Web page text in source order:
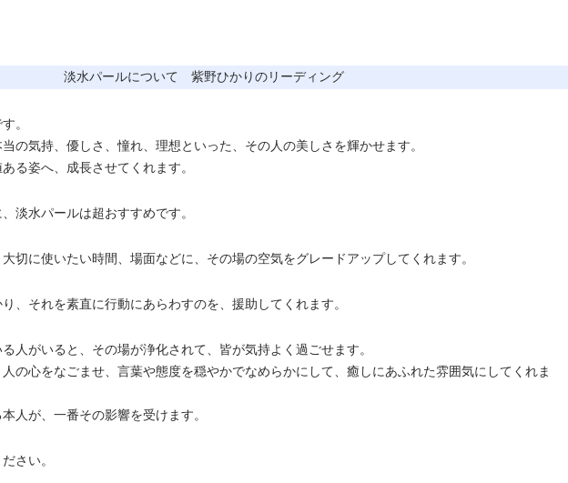
淡水パールについて 紫野ひかりのリーディング
。
の気持、優しさ、憧れ、理想といった、その人の美しさを輝かせます。
る姿へ、成長させてくれます。
淡水パールは超おすすめです。
切に使いたい時間、場面などに、その場の空気をグレードアップしてくれます。
、それを素直に行動にあらわすのを、援助してくれます。
人がいると、その場が浄化されて、皆が気持よく過ごせます。
の心をなごませ、言葉や態度を穏やかでなめらかにして、癒しにあふれた雰囲気にしてくれま
人が、一番その影響を受けます。
さい。